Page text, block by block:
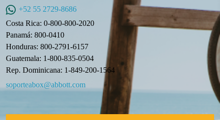
+52 55 2729-8686
Costa Rica: 0-800-800-2020
Panamá: 800-0410
Honduras: 800-2791-6157
Guatemala: 1-800-835-0504
Rep. Dominicana: 1-849-200-1564
soporteabox@abbott.com